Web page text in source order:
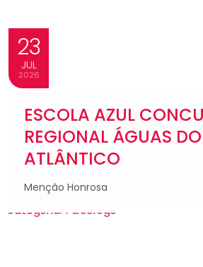
23
JUL
2026
ESCOLA AZUL
REGIONAL ÁGUAS
ATLÂNTICO
Menção Honrosa